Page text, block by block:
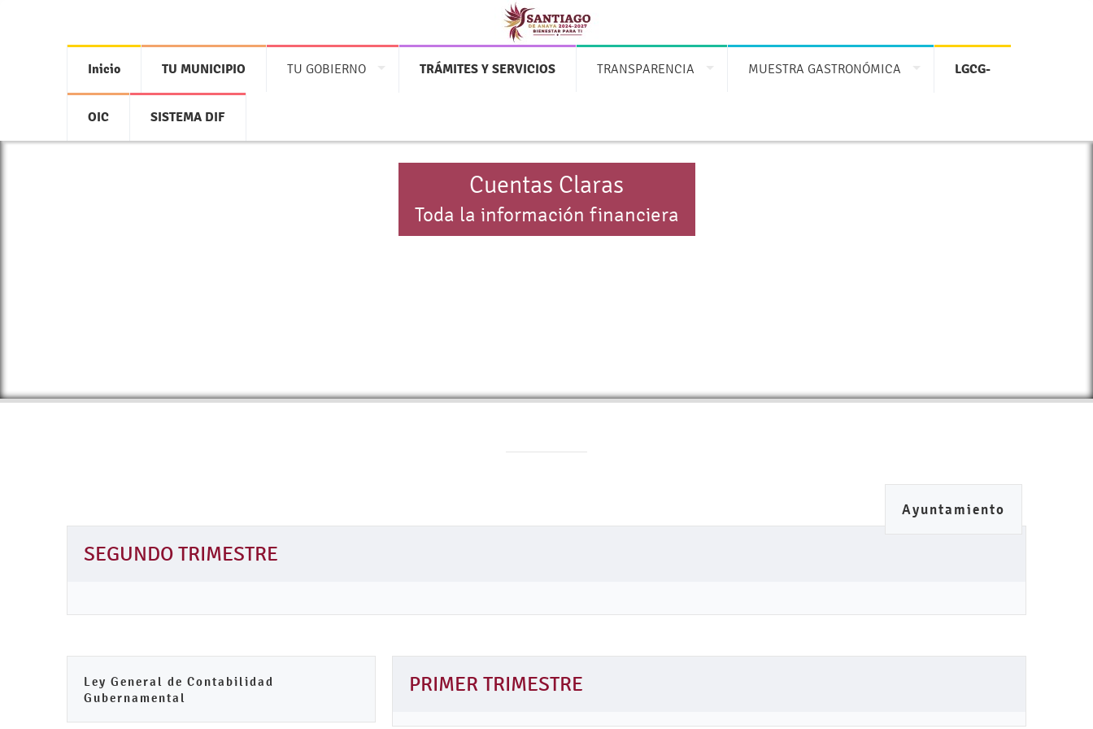
Inicio TU MUNICIPIO TU GOBIERNO TRÁMITES Y SERVICIOS TRANSPARENCIA MUESTRA GASTRONÓMICA LGCG-
OIC SISTEMA DIF
Cuentas Claras
Toda la información financiera
Ayuntamiento
SEGUNDO TRIMESTRE
Ley General de Contabilidad
Gubernamental
PRIMER TRIMESTRE